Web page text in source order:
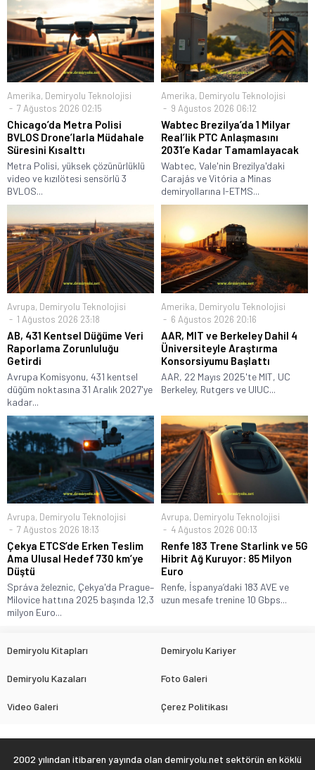
Amerika, Demiryolu Teknolojisi
7 Ağustos 2026 02:15
Chicago’da Metra Polisi
BVLOS Drone’larla Müdahale
Süresini Kısalttı
Metra Polisi, yüksek çözünürlüklü
video ve kızılötesi sensörlü 3
BVLOS...
Amerika, Demiryolu Teknolojisi
9 Ağustos 2026 06:12
Wabtec Brezilya’da 1 Milyar
Real’lik PTC Anlaşmasını
2031’e Kadar Tamamlayacak
Wabtec, Vale'nin Brezilya'daki
Carajás ve Vitória a Minas
demiryollarına I-ETMS...
Avrupa, Demiryolu Teknolojisi
1 Ağustos 2026 23:18
AB, 431 Kentsel Düğüme Veri
Raporlama Zorunluluğu
Getirdi
Avrupa Komisyonu, 431 kentsel
düğüm noktasına 31 Aralık 2027'ye
kadar...
Amerika, Demiryolu Teknolojisi
6 Ağustos 2026 20:16
AAR, MIT ve Berkeley Dahil 4
Üniversiteyle Araştırma
Konsorsiyumu Başlattı
AAR, 22 Mayıs 2025'te MIT, UC
Berkeley, Rutgers ve UIUC...
Avrupa, Demiryolu Teknolojisi
7 Ağustos 2026 18:13
Çekya ETCS’de Erken Teslim
Ama Ulusal Hedef 730 km’ye
Düştü
Správa železnic, Çekya'da Prague–
Milovice hattına 2025 başında 12,3
milyon Euro...
Avrupa, Demiryolu Teknolojisi
4 Ağustos 2026 00:13
Renfe 183 Trene Starlink ve 5G
Hibrit Ağ Kuruyor: 85 Milyon
Euro
Renfe, İspanya’daki 183 AVE ve
uzun mesafe trenine 10 Gbps...
Demiryolu Kitapları Demiryolu Kariyer
Demiryolu Kazaları Foto Galeri
Video Galeri Çerez Politikası
2002 yılından itibaren yayında olan demiryolu.net sektörün en köklü